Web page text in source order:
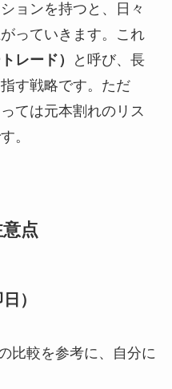
ョンを持つと、日々
っていきます。これ
レード）
と呼び、長
す戦略です。ただ
ては元本割れのリス
。
点
）
比較を参考に、自分に